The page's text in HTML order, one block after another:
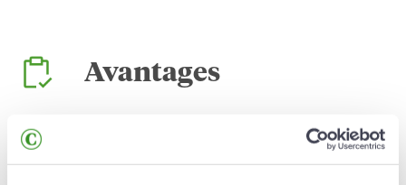
Avantages
100 % des apports